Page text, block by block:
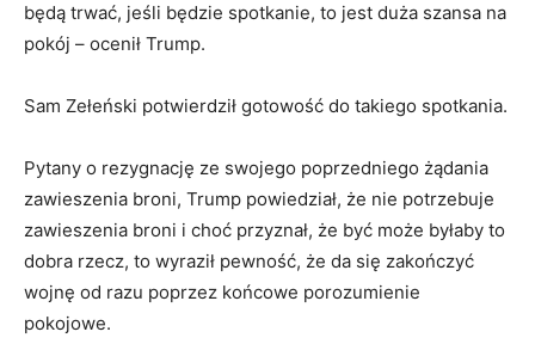
będą trwać, jeśli będzie spotkanie, to jest duża szansa na
pokój – ocenił Trump.
Sam Zełeński potwierdził gotowość do takiego spotkania.
Pytany o rezygnację ze swojego poprzedniego żądania
zawieszenia broni, Trump powiedział, że nie potrzebuje
zawieszenia broni i choć przyznał, że być może byłaby to
dobra rzecz, to wyraził pewność, że da się zakończyć
wojnę od razu poprzez końcowe porozumienie
pokojowe.